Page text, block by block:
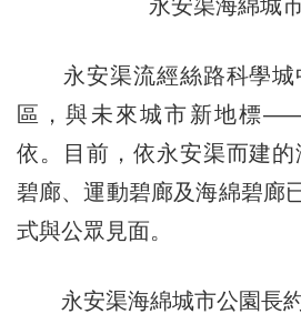
永安渠海綿城市
永安渠流經絲路科學城
區，與未來城市新地標
依。目前，依永安渠而建
碧廊、運動碧廊及海綿碧廊
式與公眾見面。
永安渠海綿城市公園長約